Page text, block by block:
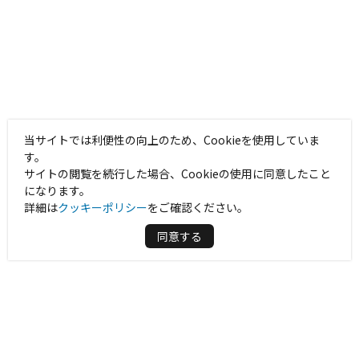
当サイトでは利便性の向上のため、Cookieを使用していま
す。
サイトの閲覧を続行した場合、Cookieの使用に同意したこと
になります。
詳細はクッキーポリシーをご確認ください。
同意する